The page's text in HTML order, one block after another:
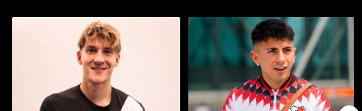
Un artículo de tendencia con el título "Es oficial: Facundo Colidio
Un artículo de tendencia con el